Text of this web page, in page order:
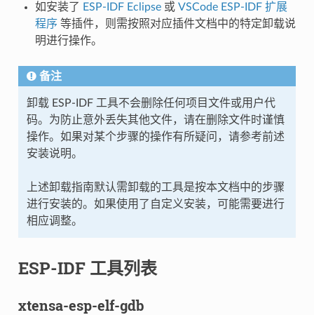
如安装了
ESP-IDF Eclipse或 VSCode ESP-IDF 扩展
程序 等插件，则需按照对应插件文档中的特定卸载说
明进行操作。
备注
卸载 ESP-IDF 工具不会删除任何项目文件或用户代
码。为防止意外丢失其他文件，请在删除文件时谨慎
操作。如果对某个步骤的操作有所疑问，请参考前述
安装说明。
上述卸载指南默认需卸载的工具是按本文档中的步骤
进行安装的。如果使用了自定义安装，可能需要进行
相应调整。
ESP-IDF 工具列表
xtensa-esp-elf-gdb